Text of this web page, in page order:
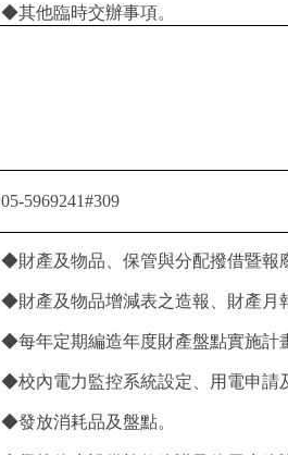
◆其他臨時交辦事項。
05-5969241#309
◆財產及物品、保管與分配撥借暨報
◆財產及物品增減表之造報、財產月
◆每年定期編造年度財產盤點實施計
◆校內電力監控系統設定、用電申請
◆發放消耗品及盤點。